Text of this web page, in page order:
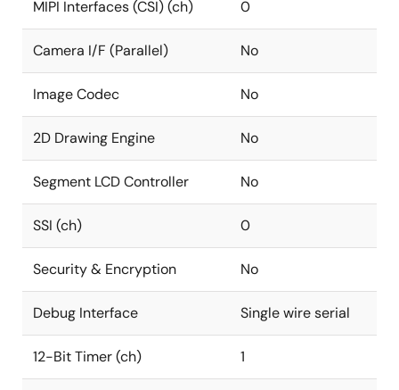
MIPI Interfaces (CSI) (ch) 0
Camera I/F (Parallel) No
Image Codec No
2D Drawing Engine No
Segment LCD Controller No
SSI (ch) 0
Security & Encryption No
Debug Interface Single wire serial
12-Bit Timer (ch) 1